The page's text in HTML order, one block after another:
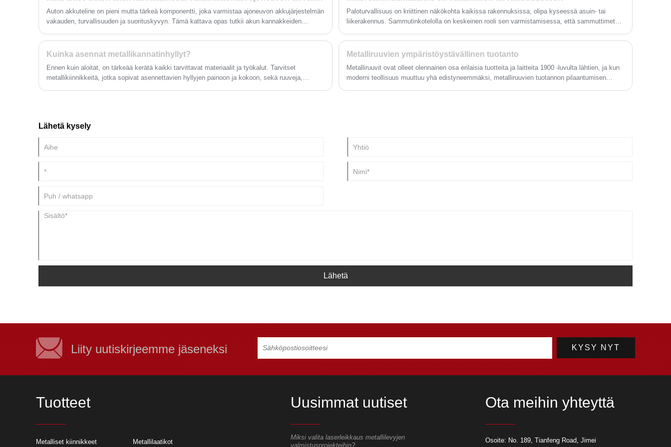
Automotive Metal Brackets -kiinnikettä, jotka olemme lisänneet tällä viikolla.
Auton akkuteline on pieni mutta tärkeä komponentti, joka varmistaa ajoneuvon akkujärjestelmän
vakauden, turvallisuuden ja suorituskyvyn. Tämä kattava opas tutkii akun kannakkeiden
luotettavan valmistajan valitseminen on tärkeää.
Paloturvallisuus on kriittinen näkökohta kaikissa rakennuksissa, olipa kyseessä asuin- tai
liikerakennus. Sammutinkotelolla on keskeinen rooli sen varmistamisessa, että sammuttimet
Kuinka asennat metallikannatinhyllyt?
Ennen kuin aloitat, on tärkeää kerätä kaikki tarvittavat materiaalit ja työkalut. Tarvitset
metallikiinnikkeitä, jotka sopivat asennettavien hyllyjen painoon ja kokoon, sekä ruuveja,
Metalliruuvien ympäristöystävällinen tuotanto
Metalliruuvit ovat olleet olennainen osa erilaisia ​​tuotteita ja laitteita 1900 -luvulta lähtien, ja kun
moderni teollisuus muuttuu yhä edistyneemmäksi, metalliruuvien tuotannon pilaantumisen
Lähetä kysely
Lähetä
Liity uutiskirjeemme jäseneksi
Tuotteet
Metalliset kiinnikkeet Metallilaatikot
Uusimmat uutiset
valmistusprojekteihin?
Miksi valita laserleikkaus metallilevyjen
valmistusprojekteihin?
Miksi valita laserleikkaus metallilevyjen
Ota meihin yhteyttä
Osoite: No. 189, Tianfeng Road, Jimei